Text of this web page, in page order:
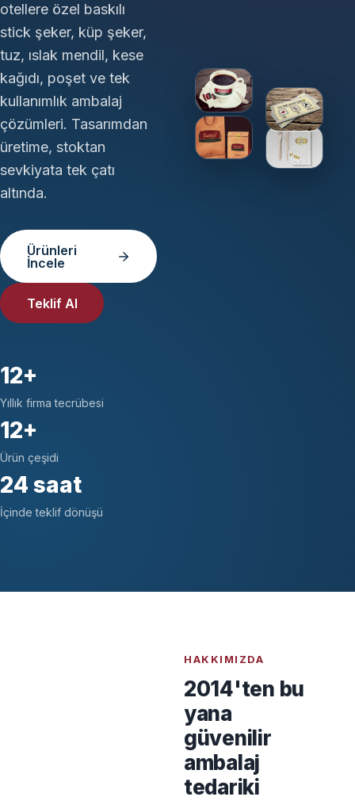
otellere özel baskılı
stick şeker, küp şeker,
tuz, ıslak mendil, kese
kağıdı, poşet ve tek
kullanımlık ambalaj
çözümleri. Tasarımdan
üretime, stoktan
sevkiyata tek çatı
altında.
Ürünleri
İncele
Teklif Al
12+
Yıllık firma tecrübesi
12+
Ürün çeşidi
24 saat
İçinde teklif dönüşü
HAKKIMIZDA
2014'ten bu
yana
güvenilir
ambalaj
tedariki